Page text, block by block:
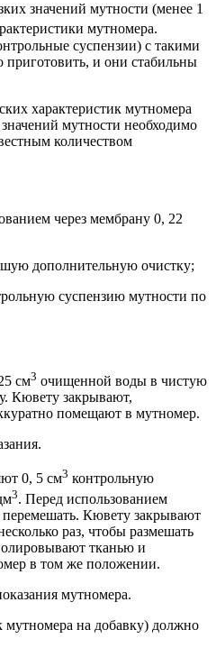
значений мутности (менее 1
мутномера.
суспензии) с такими
и они стабильны
характеристик мутномера
мутности необходимо
количеством
через мембрану 0, 22
дополнительную очистку;
суспензию мутности по
см3 очищенной воды в чистую
Кювету закрывают,
помещают в мутномер.
0, 5 см3 контрольную
3. Перед использованием
Кювету закрывают
раз, чтобы размешать
тканью и
в том же положении.
мутномера.
на добавку) должно